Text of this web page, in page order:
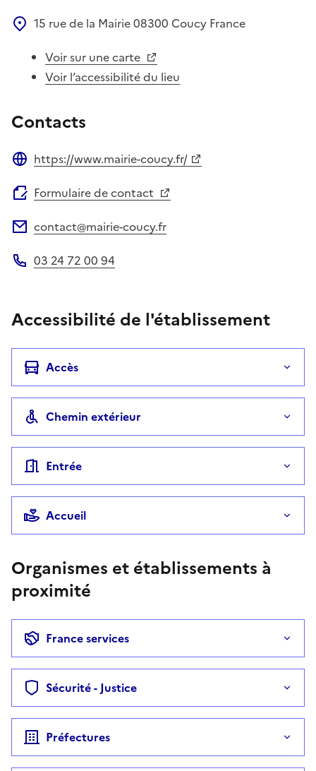
15 rue de la Mairie08300 Coucy France
Voir sur une carte
Voir l’accessibilité du lieu
Contacts
https://www.mairie-coucy.fr/
Formulaire de contact
contact@mairie-coucy.fr
03 24 72 00 94
Accessibilité de l'établissement
Accès
Chemin extérieur
Entrée
Accueil
Organismes et établissements à
proximité
France services
Sécurité - Justice
Préfectures